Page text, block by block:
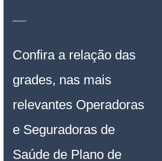
___
Confira a relação das
grades, nas mais
relevantes Operadoras
e Seguradoras de
Saúde de Plano de